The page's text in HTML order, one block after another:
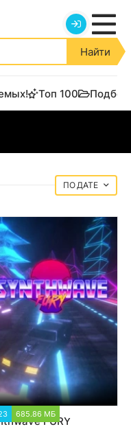
Найти
Топ 100
ДАТЕ
685.86 МБ
FURY